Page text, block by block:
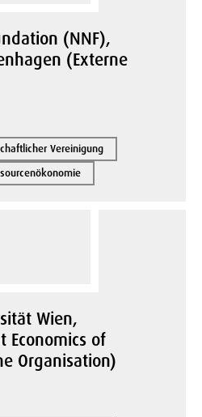
(NNF),
(Externe
Vereinigung
Wien,
Economics of
Organisation)